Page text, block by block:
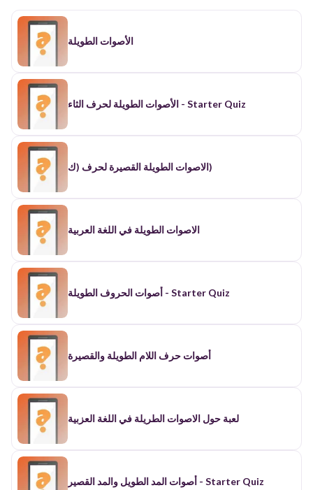
الأصوات الطويلة
الأصوات الطويلة لحرف الثاء - Starter Quiz
الاصوات الطويلة القصيرة لحرف (ك)
الاصوات الطويلة في اللغة العربية
أصوات الحروف الطويلة - Starter Quiz
أصوات حرف اللام الطويلة والقصيرة
لعبة حول الاصوات الطريلة في اللغة العزبية
أصوات المد الطويل والمد القصير - Starter Quiz